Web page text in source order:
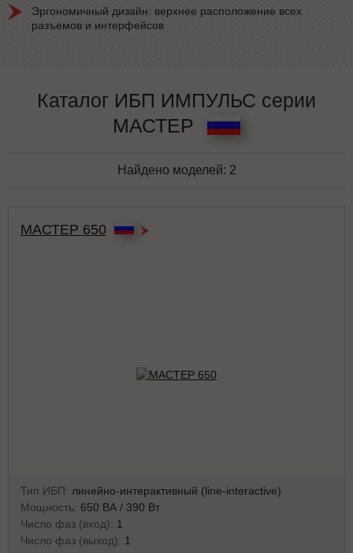
Эргономичный дизайн: верхнее расположение всех
разъемов и интерфейсов
Каталог ИБП ИМПУЛЬС серии
МАСТЕР
Найдено моделей: 2
МАСТЕР 650
Тип ИБП: линейно-интерактивный (line-interactive)
Мощность: 650 ВА / 390 Вт
Число фаз (вход): 1
Число фаз (выход): 1